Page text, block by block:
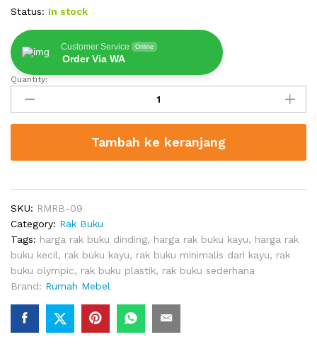
Status: In stock
Customer Service Online
Order Via WA
Rak
Tempat
Buku
quantity
Quantity:
Tambah ke keranjang
SKU: RMRB-09
Category: Rak Buku
Tags: harga rak buku dinding, harga rak buku kayu, harga rak
buku kecil, rak buku kayu, rak buku minimalis dari kayu, rak
buku olympic, rak buku plastik, rak buku sederhana
Brand: Rumah Mebel